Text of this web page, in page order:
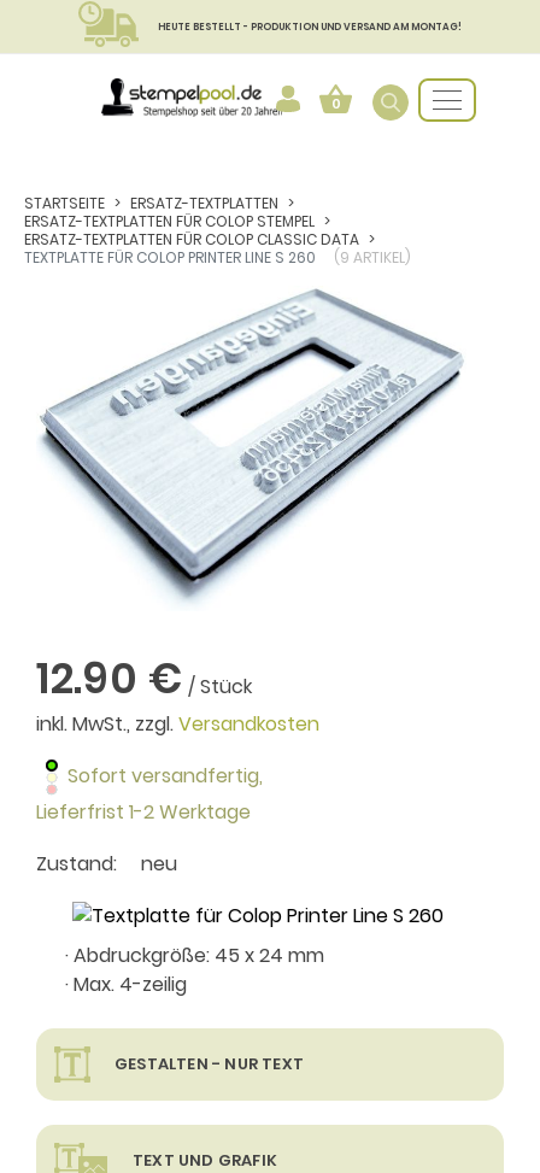
HEUTE BESTELLT - PRODUKTION UND VERSAND AM MONTAG!
0
STARTSEITE
ERSATZ-TEXTPLATTEN
ERSATZ-TEXTPLATTEN FÜR COLOP STEMPEL
ERSATZ-TEXTPLATTEN FÜR COLOP CLASSIC DATA
TEXTPLATTE FÜR COLOP PRINTER LINE S 260
(9 ARTIKEL)
12.90 € / Stück
inkl. MwSt., zzgl.Versandkosten
Sofort versandfertig,
Lieferfrist 1-2 Werktage
Zustand:
neu
· Abdruckgröße: 45 x 24 mm
· Max. 4-zeilig
GESTALTEN - NUR TEXT
TEXT UND GRAFIK